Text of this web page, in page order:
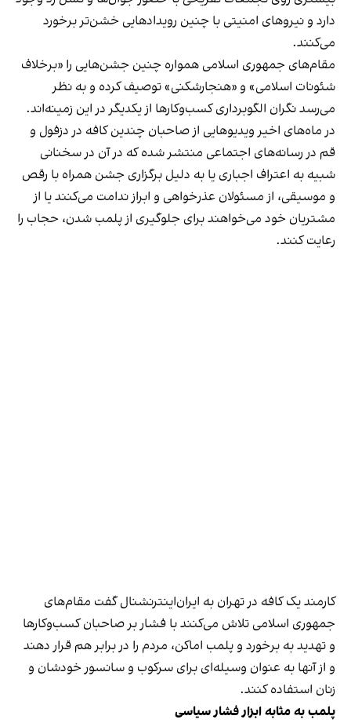
دارد و نیروهای امنیتی با چنین رویدادهایی خشن‌تر برخورد
می‌کنند.
مقام‌های جمهوری اسلامی همواره چنین جشن‌هایی را «برخلاف
شئونات اسلامی» و «هنجارشکنی» توصیف کرده و به نظر
می‌رسد نگران الگوبرداری کسب‌وکارها از یکدیگر در این زمینه‌اند.
در ماه‌های اخیر ویدیوهایی از صاحبان چندین کافه در دزفول و
قم در رسانه‌های اجتماعی منتشر شده که در آن در سخنانی
شبیه به اعتراف اجباری یا به دلیل برگزاری جشن همراه با رقص
و موسیقی، از مسئولان عذرخواهی و ابراز ندامت می‌کنند یا از
مشتریان خود می‌خواهند برای جلوگیری از پلمب شدن، حجاب را
رعایت کنند.
کارمند یک کافه در تهران به ایران‌اینترنشنال گفت مقام‌های
جمهوری اسلامی تلاش می‌کنند با فشار بر صاحبان کسب‌وکارها
و تهدید به برخورد و پلمب اماکن، مردم را در برابر هم قرار دهند
و از آنها به عنوان وسیله‌ای برای سرکوب و سانسور خودشان و
زنان استفاده کنند.
پلمب به مثابه ابزار فشار سیاسی